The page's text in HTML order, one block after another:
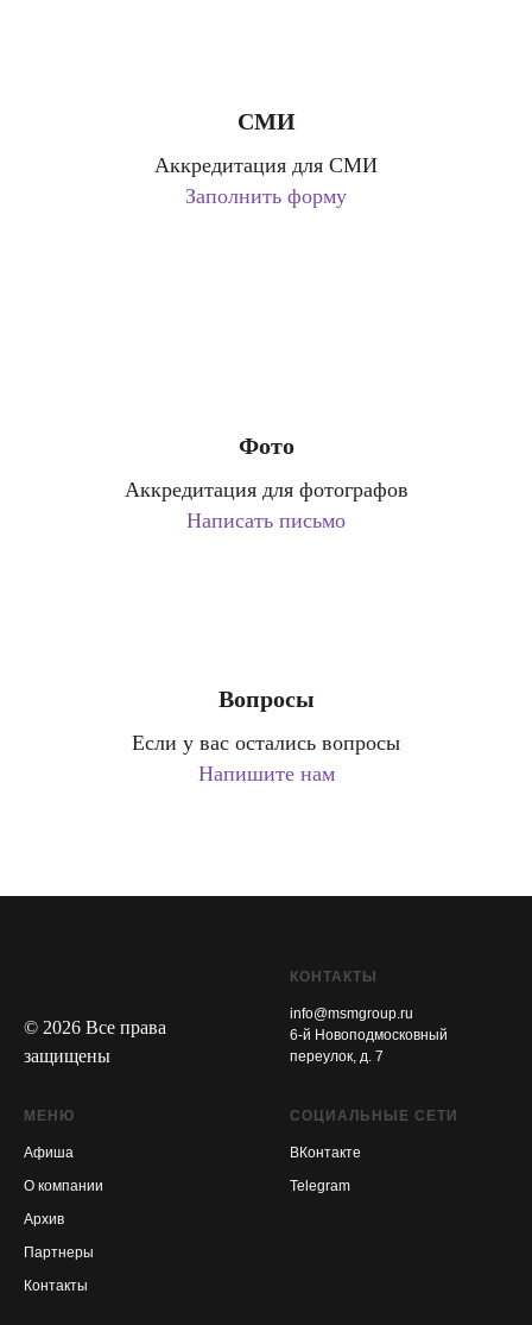
СМИ
Аккредитация для СМИ
Заполнить форму
Фото
Аккредитация для фотографов
Написать письмо
Вопросы
Если у вас остались вопросы
Напишите нам
© 2026 Все права
защищены
КОНТАКТЫ
info@msmgroup.ru
6-й Новоподмосковный
переулок, д. 7
МЕНЮ
Афиша
О компании
Архив
Партнеры
Контакты
СОЦИАЛЬНЫЕ СЕТИ
ВКонтакте
Telegram